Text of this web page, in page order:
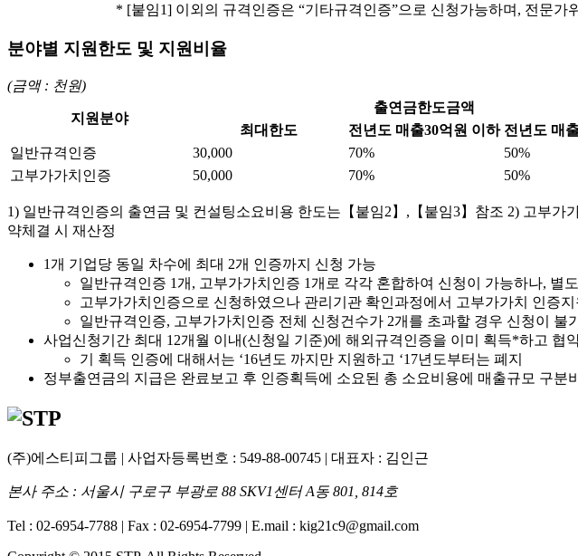
* [붙임1] 이외의 규격인증은 “기타규격인증”으로 신청가능하며, 전문가
분야별 지원한도 및 지원비율
(금액 : 천원)
지원분야
출연금한도금액
최대한도 전년도 매출30억원 이하 전년도 매
일반규격인증
30,000 70% 50%
고부가가치인증
50,000 70% 50%
1) 일반규격인증의 출연금 및 컨설팅소요비용 한도는【붙임2】,【붙임3】참조 2) 고부
약체결 시 재산정
1개 기업당 동일 차수에 최대 2개 인증까지 신청 가능
일반규격인증 1개, 고부가가치인증 1개로 각각 혼합하여 신청이 가능하나, 별
고부가가치인증으로 신청하였으나 관리기관 확인과정에서 고부가가치 인증
일반규격인증, 고부가가치인증 전체 신청건수가 2개를 초과할 경우 신청이 불
사업신청기간 최대 12개월 이내(신청일 기준)에 해외규격인증을 이미 획득*하고 협
기 획득 인증에 대해서는 ‘16년도 까지만 지원하고 ‘17년도부터는 폐지
정부출연금의 지급은 완료보고 후 인증획득에 소요된 총 소요비용에 매출규모 구
(주)에스티피그룹 | 사업자등록번호 : 549-88-00745 | 대표자 : 김인근
본사 주소 : 서울시 구로구 부광로 88 SKV1센터 A동 801, 814호
Tel : 02-6954-7788 | Fax : 02-6954-7799 | E.mail : kig21c9@gmail.com